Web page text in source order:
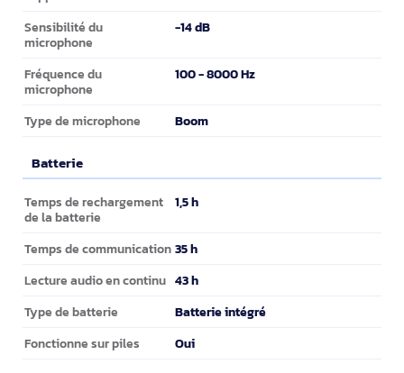
Sensibilité du
microphone
-14 dB
Fréquence du
microphone
100 - 8000 Hz
Type de microphone Boom
Batterie
Batterie
Temps de rechargement
de la batterie
1,5 h
Temps de communication 35 h
Lecture audio en continu 43 h
Type de batterie Batterie intégré
Fonctionne sur piles Oui